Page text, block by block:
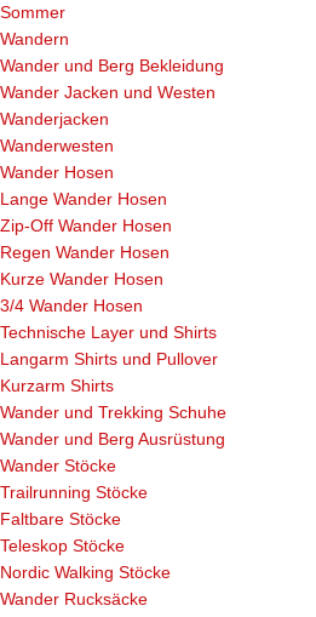
Sommer
Wandern
Wander und Berg Bekleidung
Wander Jacken und Westen
Wanderjacken
Wanderwesten
Wander Hosen
Lange Wander Hosen
Zip-Off Wander Hosen
Regen Wander Hosen
Kurze Wander Hosen
3/4 Wander Hosen
Technische Layer und Shirts
Langarm Shirts und Pullover
Kurzarm Shirts
Wander und Trekking Schuhe
Wander und Berg Ausrüstung
Wander Stöcke
Trailrunning Stöcke
Faltbare Stöcke
Teleskop Stöcke
Nordic Walking Stöcke
Wander Rucksäcke